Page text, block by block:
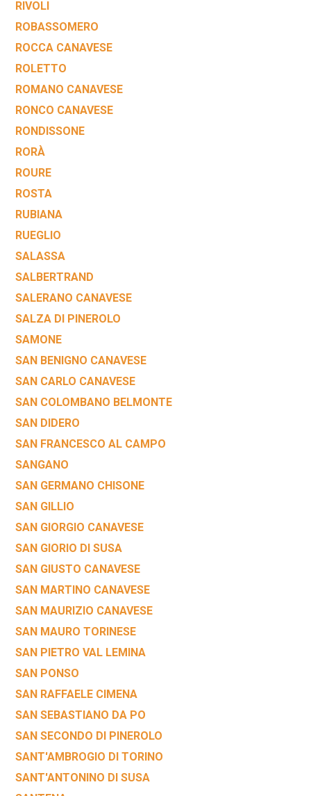
RIVOLI
ROBASSOMERO
ROCCA CANAVESE
ROLETTO
ROMANO CANAVESE
RONCO CANAVESE
RONDISSONE
RORÀ
ROURE
ROSTA
RUBIANA
RUEGLIO
SALASSA
SALBERTRAND
SALERANO CANAVESE
SALZA DI PINEROLO
SAMONE
SAN BENIGNO CANAVESE
SAN CARLO CANAVESE
SAN COLOMBANO BELMONTE
SAN DIDERO
SAN FRANCESCO AL CAMPO
SANGANO
SAN GERMANO CHISONE
SAN GILLIO
SAN GIORGIO CANAVESE
SAN GIORIO DI SUSA
SAN GIUSTO CANAVESE
SAN MARTINO CANAVESE
SAN MAURIZIO CANAVESE
SAN MAURO TORINESE
SAN PIETRO VAL LEMINA
SAN PONSO
SAN RAFFAELE CIMENA
SAN SEBASTIANO DA PO
SAN SECONDO DI PINEROLO
SANT'AMBROGIO DI TORINO
SANT'ANTONINO DI SUSA